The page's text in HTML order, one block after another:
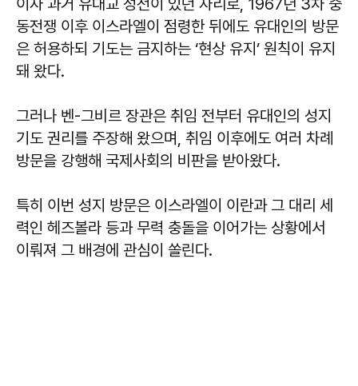
동전쟁 이후 이스라엘이 점령한 뒤에도 유대인의 방문
은 허용하되 기도는 금지하는 ‘현상 유지’ 원칙이 유지
돼 왔다.
그러나 벤-그비르 장관은 취임 전부터 유대인의 성지
기도 권리를 주장해 왔으며, 취임 이후에도 여러 차례
방문을 강행해 국제사회의 비판을 받아왔다.
특히 이번 성지 방문은 이스라엘이 이란과 그 대리 세
력인 헤즈볼라 등과 무력 충돌을 이어가는 상황에서
이뤄져 그 배경에 관심이 쏠린다.